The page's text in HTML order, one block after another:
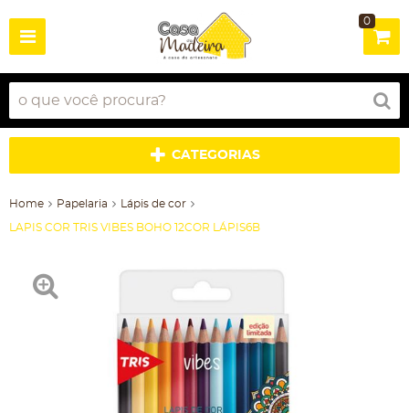
0
CATEGORIAS
Home Papelaria Lápis de cor
LAPIS COR TRIS VIBES BOHO 12COR LÁPIS6B